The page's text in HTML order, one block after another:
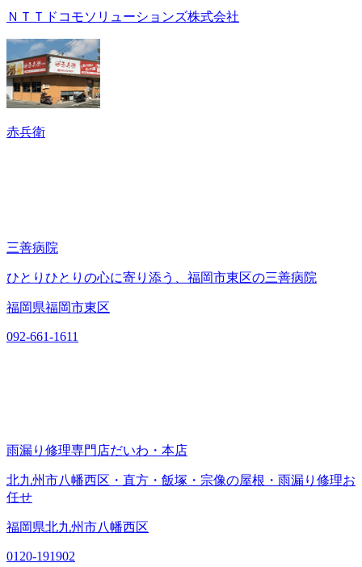
ＮＴＴドコモソリューションズ株式会社
赤兵衛
三善病院
ひとりひとりの心に寄り添う、福岡市東区の三善病院
福岡県福岡市東区
092-661-1611
雨漏り修理専門店だいわ・本店
北九州市八幡西区・直方・飯塚・宗像の屋根・雨漏り修理お
任せ
福岡県北九州市八幡西区
0120-191902